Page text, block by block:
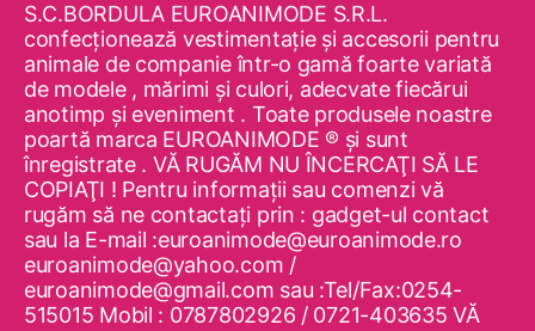
S.C.BORDULA EUROANIMODE S.R.L.
confecţionează vestimentaţie şi accesorii pentru
animale de companie într-o gamă foarte variată
de modele , mărimi şi culori, adecvate fiecărui
anotimp şi eveniment . Toate produsele noastre
poartă marca EUROANIMODE ® şi sunt
înregistrate . VĂ RUGĂM NU ÎNCERCAŢI SĂ LE
COPIAŢI ! Pentru informaţii sau comenzi vă
rugăm să ne contactaţi prin : gadget-ul contact
sau la E-mail :euroanimode@euroanimode.ro
euroanimode@yahoo.com /
euroanimode@gmail.com sau :Tel/Fax:0254-
515015 Mobil : 0787802926 / 0721-403635 VĂ